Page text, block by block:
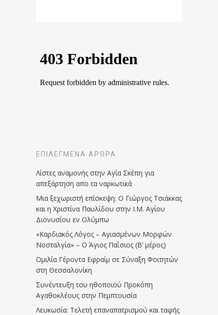
ΕΠΙΛΕΓΜΈΝΑ ΆΡΘΡΑ
Λίστες αναμονής στην Αγία Σκέπη για
απεξάρτηση απο τα ναρκωτικά
Μια ξεχωριστή επίσκεψη: Ο Γιώργος Τσιάκκας
και η Χριστίνα Παυλίδου στην Ι.Μ. Αγίου
Διονυσίου εν Ολύμπω
«Καρδιακός Λόγος – Αγιασμένων Μορφών
Νοσταλγία» – Ο Άγιος Παΐσιος (Β’ μέρος)
Ομιλία Γέροντα Εφραίμ σε Σύναξη Φοιτητών
στη Θεσσαλονίκη
Συνέντευξη του ηθοποιού Προκόπη
Αγαθοκλέους στην Πεμπτουσία
Λευκωσία: Τελετή επαναπατρισμού και ταφής